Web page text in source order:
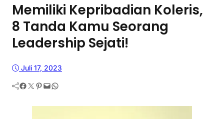
Memiliki Kepribadian Koleris,
8 Tanda Kamu Seorang
Leadership Sejati!
Juli 17, 2023
Facebook Twitter Pinterest Mail WhatsApp